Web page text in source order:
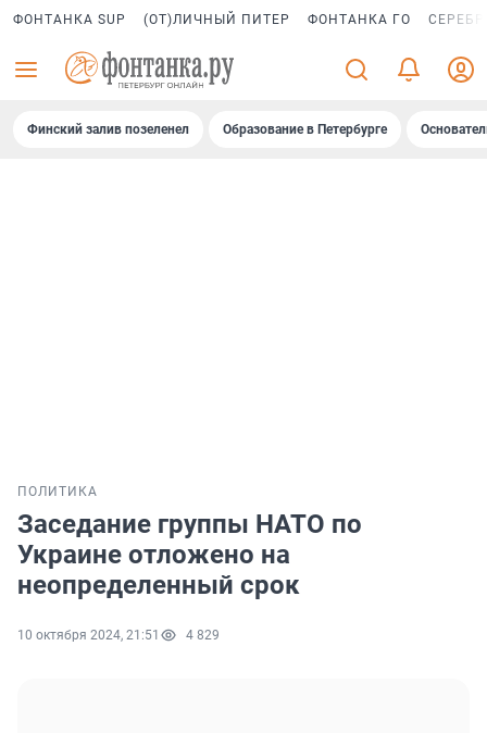
ФОНТАНКА SUP (ОТ)ЛИЧНЫЙ ПИТЕР ФОНТАНКА ГО
Финский залив позеленел Образование в Петербурге
ПОЛИТИКА
Заседание группы НАТО по
Украине отложено на
неопределенный срок
10 октября 2024, 21:51 4 829